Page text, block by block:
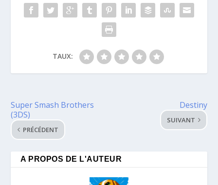
TAUX:
Super Smash Brothers
(3DS)
PRÉCÉDENT
Destiny
SUIVANT
A PROPOS DE L'AUTEUR